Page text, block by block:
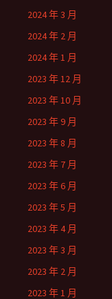
2024 年 3 月
2024 年 2 月
2024 年 1 月
2023 年 12 月
2023 年 10 月
2023 年 9 月
2023 年 8 月
2023 年 7 月
2023 年 6 月
2023 年 5 月
2023 年 4 月
2023 年 3 月
2023 年 2 月
2023 年 1 月